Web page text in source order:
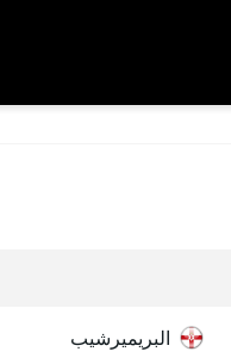
البريميرشيب